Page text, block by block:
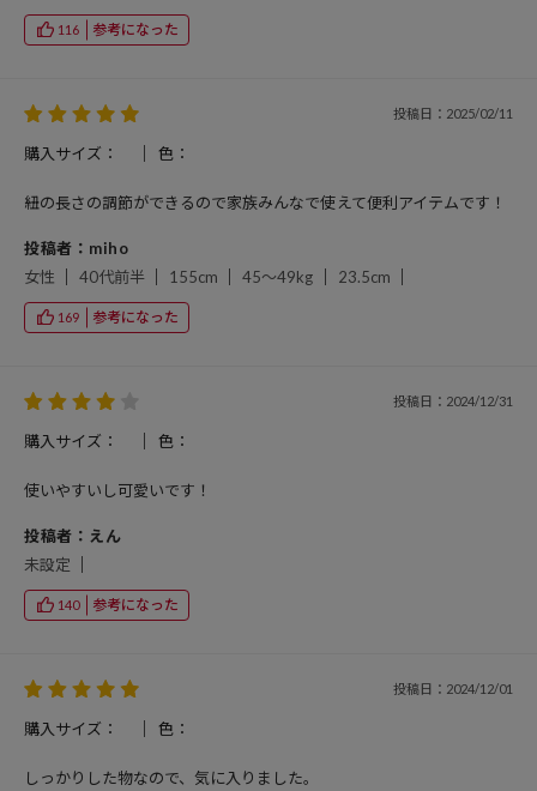
116 参考になった
投稿日：2025/02/11
購入サイズ： 色：
紐の長さの調節ができるので家族みんなで使えて便利アイテムです！
投稿者：miho
女性
40代前半 155cm 45～49kg 23.5cm
169 参考になった
投稿日：2024/12/31
購入サイズ： 色：
使いやすいし可愛いです！
投稿者：えん
未設定
140 参考になった
投稿日：2024/12/01
購入サイズ： 色：
しっかりした物なので、気に入りました。